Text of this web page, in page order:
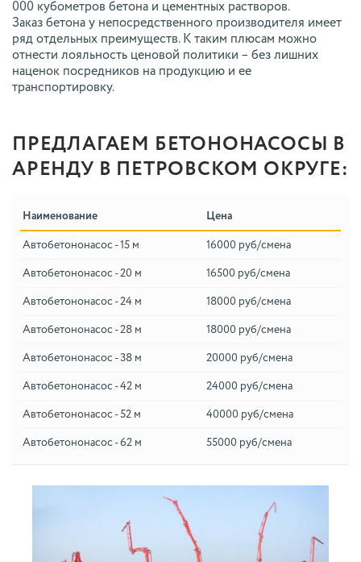
000 кубометров бетона и цементных растворов.
Заказ бетона у непосредственного производителя имеет
ряд отдельных преимуществ. К таким плюсам можно
отнести лояльность ценовой политики – без лишних
наценок посредников на продукцию и ее
транспортировку.
ПРЕДЛАГАЕМ БЕТОНОНАСОСЫ В
АРЕНДУ В ПЕТРОВСКОМ ОКРУГЕ:
Наименование Цена
Автобетононасос - 15 м 16000 руб/смена
Автобетононасос - 20 м 16500 руб/смена
Автобетононасос - 24 м 18000 руб/смена
Автобетононасос - 28 м 18000 руб/смена
Автобетононасос - 38 м 20000 руб/смена
Автобетононасос - 42 м 24000 руб/смена
Автобетононасос - 52 м 40000 руб/смена
Автобетононасос - 62 м 55000 руб/смена